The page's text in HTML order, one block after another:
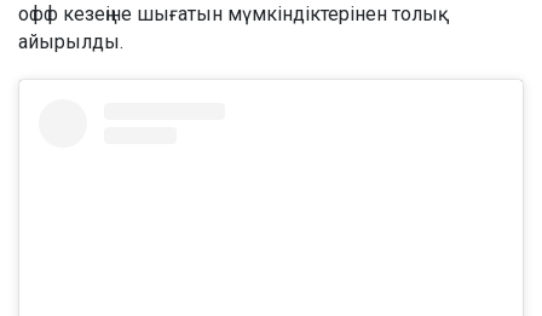
офф кезеңіне шығатын мүмкіндіктерінен толық
айырылды.